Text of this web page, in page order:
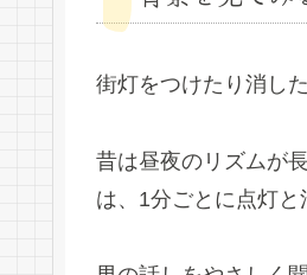
街灯をつけたり消し
昔は昼夜のリズムが
は、1分ごとに点灯